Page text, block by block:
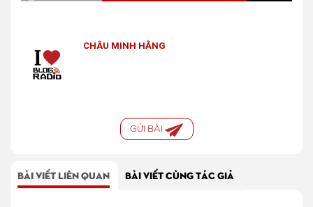
CHÂU MINH HẰNG
GỬI BÀI
BÀI VIẾT LIÊN QUAN BÀI VIẾT CÙNG TÁC GIẢ